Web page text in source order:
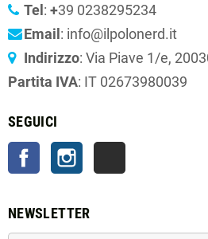
Tel : +39 0238295234
Email : info@ilpolonerd.it
Indirizzo: Via Piave 1/e,
Partita IVA: IT 02673980039
SEGUICI
FacebookInstagram
NEWSLETTER